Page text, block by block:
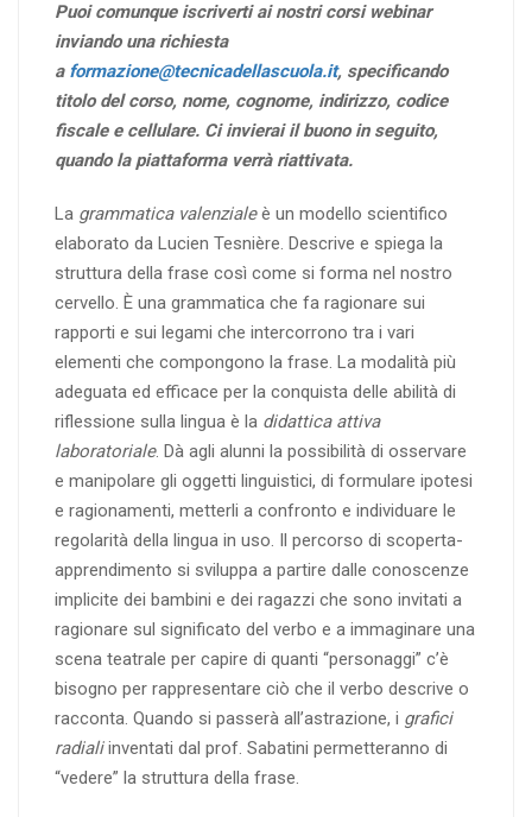
Puoi comunque iscriverti ai nostri corsi webinar
inviando una richiesta
a formazione@tecnicadellascuola.it, specificando
titolo del corso, nome, cognome, indirizzo, codice
fiscale e cellulare. Ci invierai il buono in seguito,
quando la piattaforma verrà riattivata.
La grammatica valenzialeè un modello scientifico
elaborato da Lucien Tesnière. Descrive e spiega la
struttura della frase così come si forma nel nostro
cervello. È una grammatica che fa ragionare sui
rapporti e sui legami che intercorrono tra i vari
elementi che compongono la frase. La modalità più
adeguata ed efficace per la conquista delle abilità di
riflessione sulla lingua è la didattica attiva
laboratoriale. Dà agli alunni la possibilità di osservare
e manipolare gli oggetti linguistici, di formulare ipotesi
e ragionamenti, metterli a confronto e individuare le
regolarità della lingua in uso. Il percorso di scoperta-
apprendimento si sviluppa a partire dalle conoscenze
implicite dei bambini e dei ragazzi che sono invitati a
ragionare sul significato del verbo e a immaginare una
scena teatrale per capire di quanti “personaggi” c’è
bisogno per rappresentare ciò che il verbo descrive o
racconta. Quando si passerà all’astrazione, i grafici
radialiinventati dal prof. Sabatini permetteranno di
“vedere” la struttura della frase.